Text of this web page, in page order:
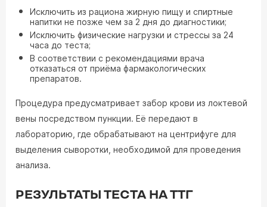
Исключить из рациона жирную пищу и спиртные
напитки не позже чем за 2 дня до диагностики;
Исключить физические нагрузки и стрессы за 24
часа до теста;
В соответствии с рекомендациями врача
отказаться от приёма фармакологических
препаратов.
Процедура предусматривает забор крови из локтевой
вены посредством пункции. Её передают в
лабораторию, где обрабатывают на центрифуге для
выделения сыворотки, необходимой для проведения
анализа.
РЕЗУЛЬТАТЫ ТЕСТА НА ТТГ